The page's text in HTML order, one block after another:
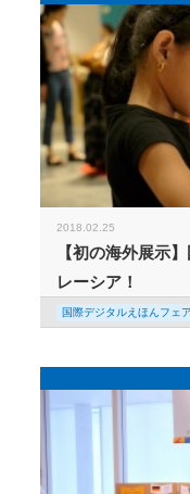
2018.02.25
【初の海外展示
レーシア！
国際デジタルえほんフェア